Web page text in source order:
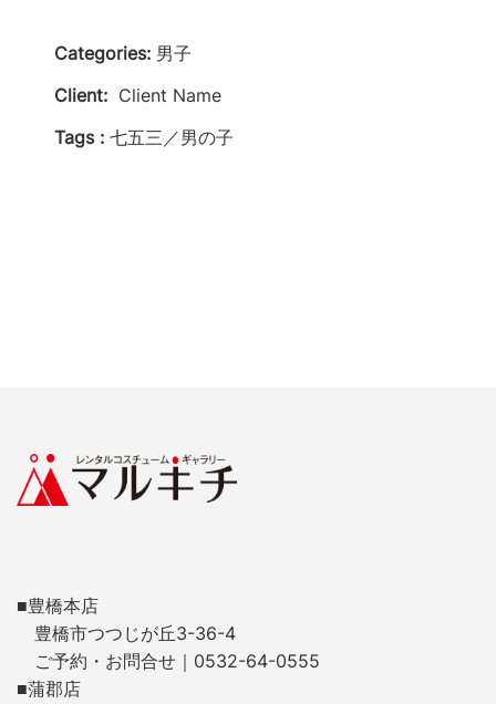
Categories: 男子
Client: Client Name
Tags : 七五三／男の子
■豊橋本店
豊橋市つつじが丘3-36-4
ご予約・お問合せ｜0532-64-0555
■蒲郡店